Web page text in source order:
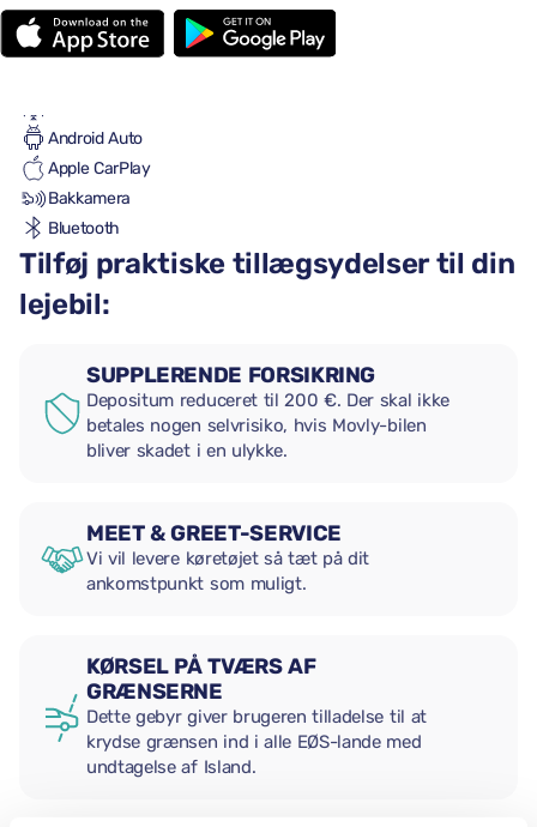
En stor kuffert
2 små kufferter
Android Auto
Apple CarPlay
Bakkamera
Bluetooth
Tilføj praktiske tillægsydelser til din
lejebil:
SUPPLERENDE FORSIKRING
Depositum reduceret til 200 €. Der skal ikke
betales nogen selvrisiko, hvis Movly-bilen
bliver skadet i en ulykke.
MEET & GREET-SERVICE
Vi vil levere køretøjet så tæt på dit
ankomstpunkt som muligt.
KØRSEL PÅ TVÆRS AF
GRÆNSERNE
Dette gebyr giver brugeren tilladelse til at
krydse grænsen ind i alle EØS-lande med
undtagelse af Island.